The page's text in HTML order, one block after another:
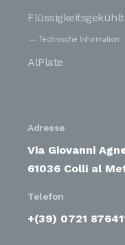
Technische Information
AlPlate
Adresse
Via Giovanni
61036 Colli al
Telefon
+(39) 0721